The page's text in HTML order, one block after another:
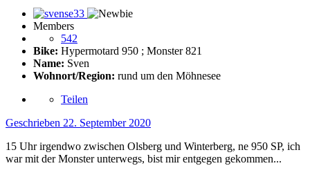
Members
542
Bike: Hypermotard 950 ; Monster 821
Name: Sven
Wohnort/Region: rund um den Möhnesee
Teilen
Geschrieben 22. September 2020
15 Uhr irgendwo zwischen Olsberg und Winterberg, ne 950 SP, ich
war mit der Monster unterwegs, bist mir entgegen gekommen...